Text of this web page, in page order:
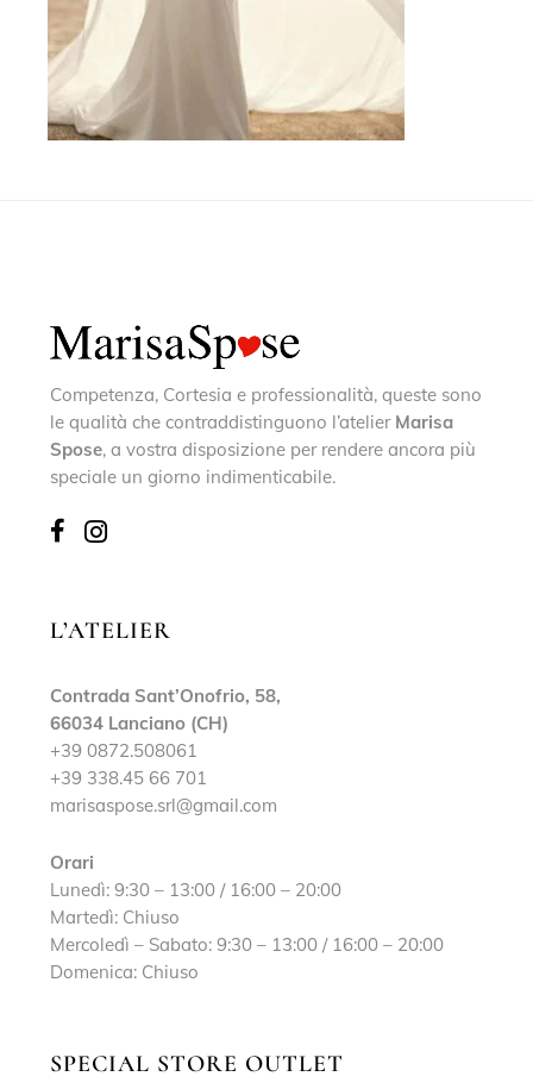
Competenza, Cortesia e professionalità, queste sono
le qualità che contraddistinguono l’atelier Marisa
Spose, a vostra disposizione per rendere ancora più
speciale un giorno indimenticabile.
L’ATELIER
Contrada Sant’Onofrio, 58,
66034 Lanciano (CH)
+39 0872.508061
+39 338.45 66 701
marisaspose.srl@gmail.com
Orari
Lunedì: 9:30 – 13:00 / 16:00 – 20:00
Martedì: Chiuso
Mercoledì – Sabato: 9:30 – 13:00 / 16:00 – 20:00
Domenica: Chiuso
SPECIAL STORE OUTLET